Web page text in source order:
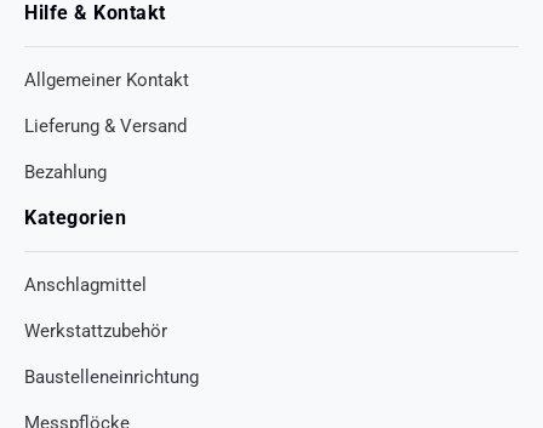
Hilfe & Kontakt
Allgemeiner Kontakt
Lieferung & Versand
Bezahlung
Kategorien
Anschlagmittel
Werkstattzubehör
Baustelleneinrichtung
Messpflöcke